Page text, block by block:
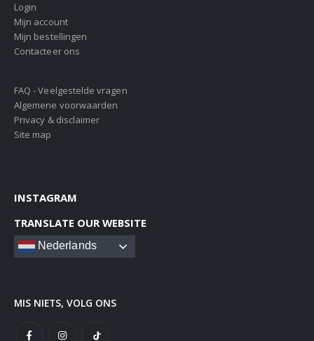
Login
Mijn account
Mijn bestellingen
Contacteer ons
FAQ - Veelgestelde vragen
Algemene voorwaarden
Privacy & disclaimer
Site map
INSTAGRAM
TRANSLATE OUR WEBSITE
Nederlands
MIS NIETS, VOLG ONS